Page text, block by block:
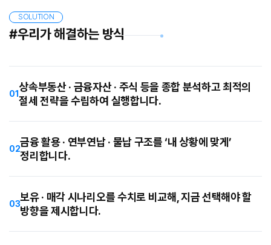
SOLUTION
#우리가 해결하는 방식
01
상속부동산 · 금융자산 · 주식 등을 종합 분석하고 최적의
절세 전략을 수립하여 실행합니다.
02
금융 활용 · 연부연납 · 물납 구조를 ‘내 상황에 맞게’
정리합니다.
03
보유 · 매각 시나리오를 수치로 비교해, 지금 선택해야 할
방향을 제시합니다.